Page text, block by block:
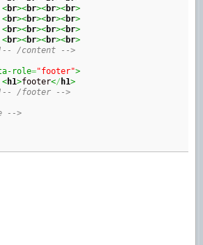
<br><br><br><br>
<br><br><br><br>
<br><br><br><br>
<br><br><br><br>
/content -->
role="footer">
<h1>footer</ h1>
/footer -->
-->